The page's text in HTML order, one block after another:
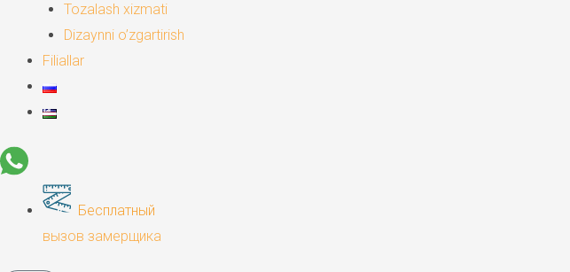
Tozalash xizmati
Dizaynni o’zgartirish
Filiallar
Бесплатный
вызов замерщика